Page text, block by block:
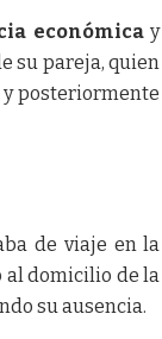
económicay
su pareja, quien
posteriormente
de viaje en la
al domicilio de la
su ausencia.